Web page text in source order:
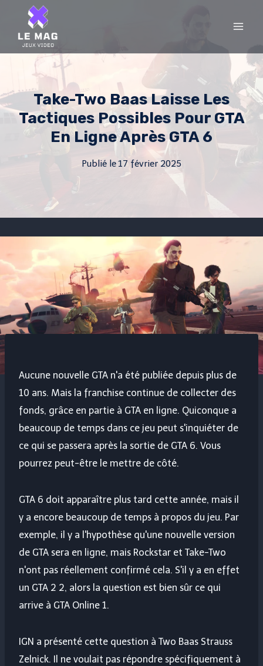
content
Take-Two Baas Laisse Les
Tactiques Possibles Pour GTA
En Ligne Après GTA 6
Publié le17 février 2025
Aucune nouvelle GTA n'a été publiée depuis plus de
10 ans. Mais la franchise continue de collecter des
fonds, grâce en partie à GTA en ligne. Quiconque a
beaucoup de temps dans ce jeu peut s'inquiéter de
ce qui se passera après la sortie de GTA 6. Vous
pourrez peut-être le mettre de côté.
GTA 6 doit apparaître plus tard cette année, mais il
y a encore beaucoup de temps à propos du jeu. Par
exemple, il y a l'hypothèse qu'une nouvelle version
de GTA sera en ligne, mais Rockstar et Take-Two
n'ont pas réellement confirmé cela. S'il y a en effet
un GTA 2 2, alors la question est bien sûr ce qui
arrive à GTA Online 1.
IGN a présenté cette question à Two Baas Strauss
Zelnick. Il ne voulait pas répondre spécifiquement à